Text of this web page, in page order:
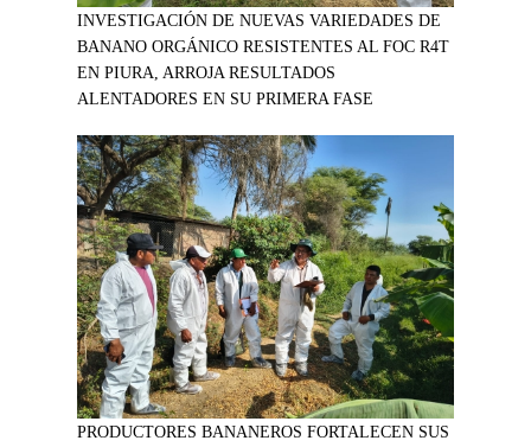
INVESTIGACIÓN DE NUEVAS VARIEDADES DE
BANANO ORGÁNICO RESISTENTES AL FOC R4T
EN PIURA, ARROJA RESULTADOS
ALENTADORES EN SU PRIMERA FASE
PRODUCTORES BANANEROS FORTALECEN SUS